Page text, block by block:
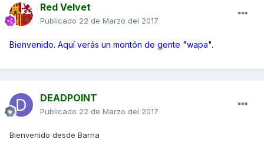
Red Velvet
Publicado 22 de Marzo del 2017
Bienvenido. Aquí verás un montón de gente "wapa".
DEADPOINT
Publicado 22 de Marzo del 2017
Bienvenido desde Barna